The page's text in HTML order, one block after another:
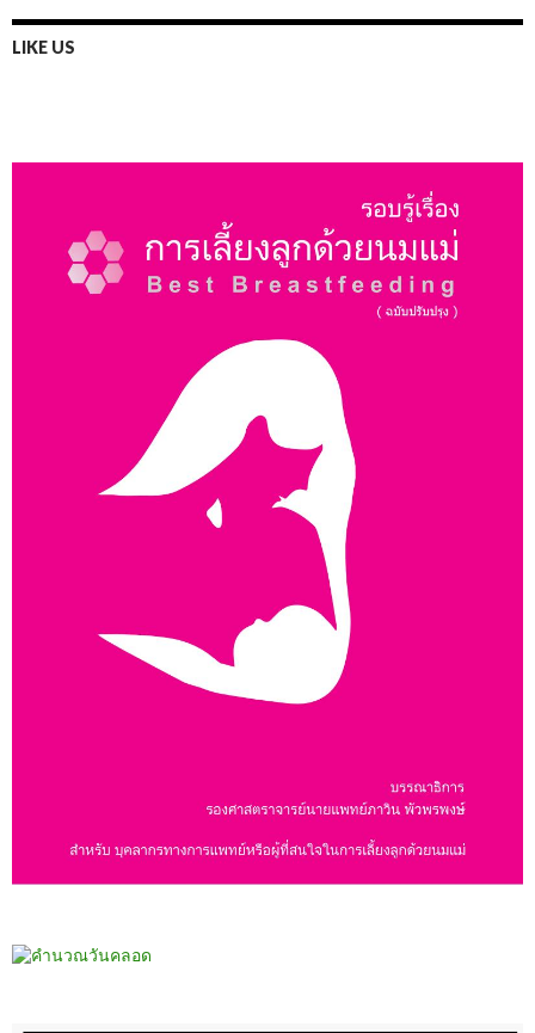
LIKE US